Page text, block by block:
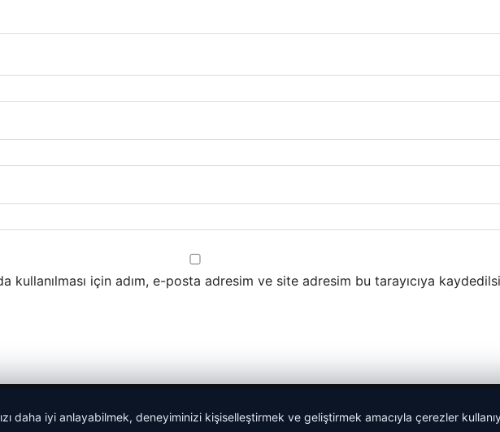
kullanılması için adım, e-posta adresim ve site adresim bu tarayıcıya
daha iyi anlayabilmek, deneyiminizi kişiselleştirmek ve geliştirmek amacıyla çerezler